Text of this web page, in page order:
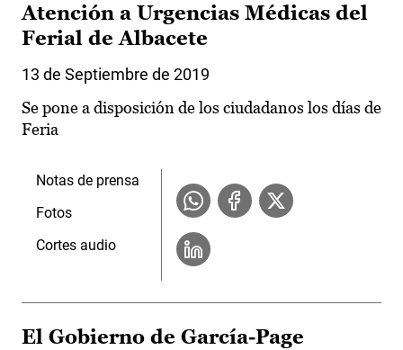
Atención a Urgencias Médicas del
Ferial de Albacete
13 de Septiembre de 2019
Se pone a disposición de los ciudadanos los días de
Feria
Notas de prensa
Fotos
Cortes audio
El Gobierno de García-Page